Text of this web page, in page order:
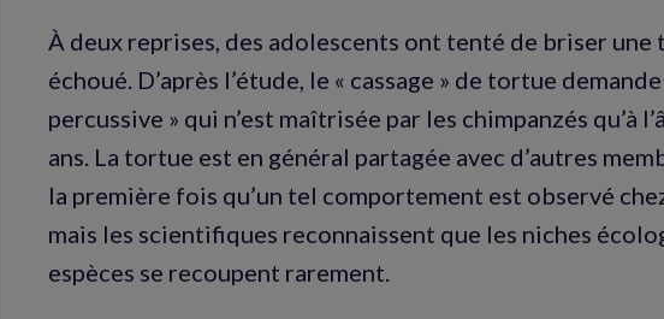
À deux reprises, des adolescents ont tenté de briser une
échoué. D’après l’étude, le « cassage » de tortue
percussive » qui n’est maîtrisée par les chimpanzés qu’à
ans. La tortue est en général partagée avec d’autres
la première fois qu’un tel comportement est observé
mais les scientifiques reconnaissent que les niches
espèces se recoupent rarement.